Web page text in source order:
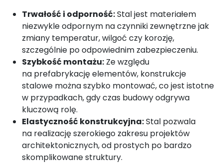
Trwałość i odporność:Stal jest materiałem
niezwykle odpornym na czynniki zewnętrzne jak
zmiany temperatur, wilgoć czy korozję,
szczególnie po odpowiednim zabezpieczeniu.
Szybkość montażu: Ze względu
na prefabrykację elementów, konstrukcje
stalowe można szybko montować, co jest istotne
w przypadkach, gdy czas budowy odgrywa
kluczową rolę.
Elastyczność konstrukcyjna:Stal pozwala
na realizację szerokiego zakresu projektów
architektonicznych, od prostych po bardzo
skomplikowane struktury.